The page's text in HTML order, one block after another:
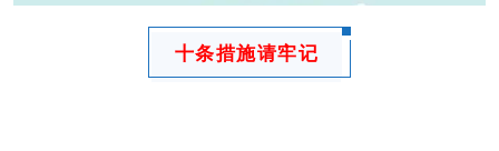
十条措施请牢记